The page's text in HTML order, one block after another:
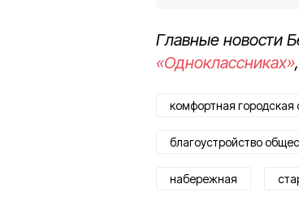
Главные новости
«Одноклассниках»,
комфортная городская
благоустройство
набережная